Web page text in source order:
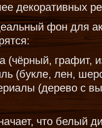
декоративных
фон для
(чёрный, графит,
(букле, лен,
(дерево с
что белый